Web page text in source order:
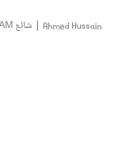
Ahmed Hussain
| شائع